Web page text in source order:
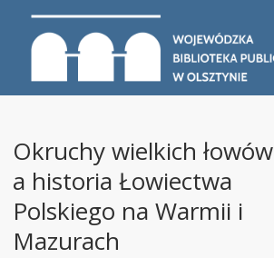
Okruchy wielkich łowów
a historia Łowiectwa
Polskiego na Warmii i
Mazurach